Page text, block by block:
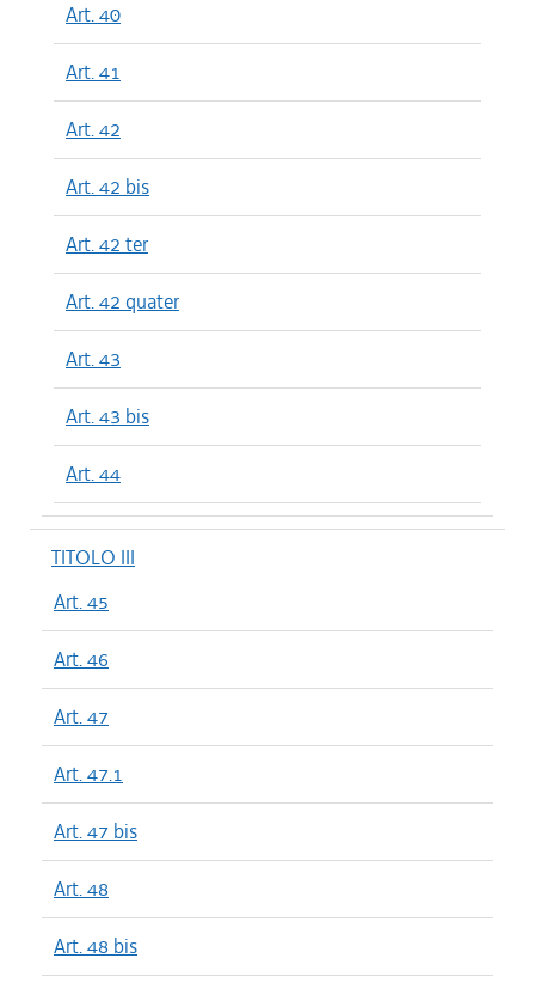
Art. 40
Art. 41
Art. 42
Art. 42 bis
Art. 42 ter
Art. 42 quater
Art. 43
Art. 43 bis
Art. 44
TITOLO III
Art. 45
Art. 46
Art. 47
Art. 47.1
Art. 47 bis
Art. 48
Art. 48 bis